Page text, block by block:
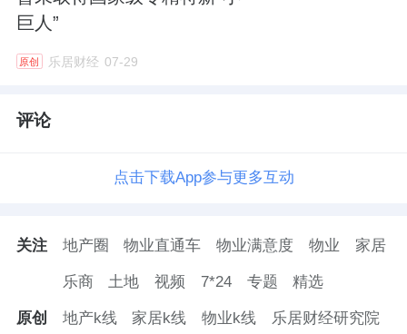
巨人”
原创 乐居财经 07-29
评论
点击下载App参与更多互动
关注 地产圈 物业直通车 物业满意度 物业 家居
乐商 土地 视频 7*24 专题 精选
原创 地产k线 家居k线 物业k线 乐居财经研究院